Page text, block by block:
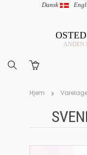
Dansk |
ANDEN
Hjem